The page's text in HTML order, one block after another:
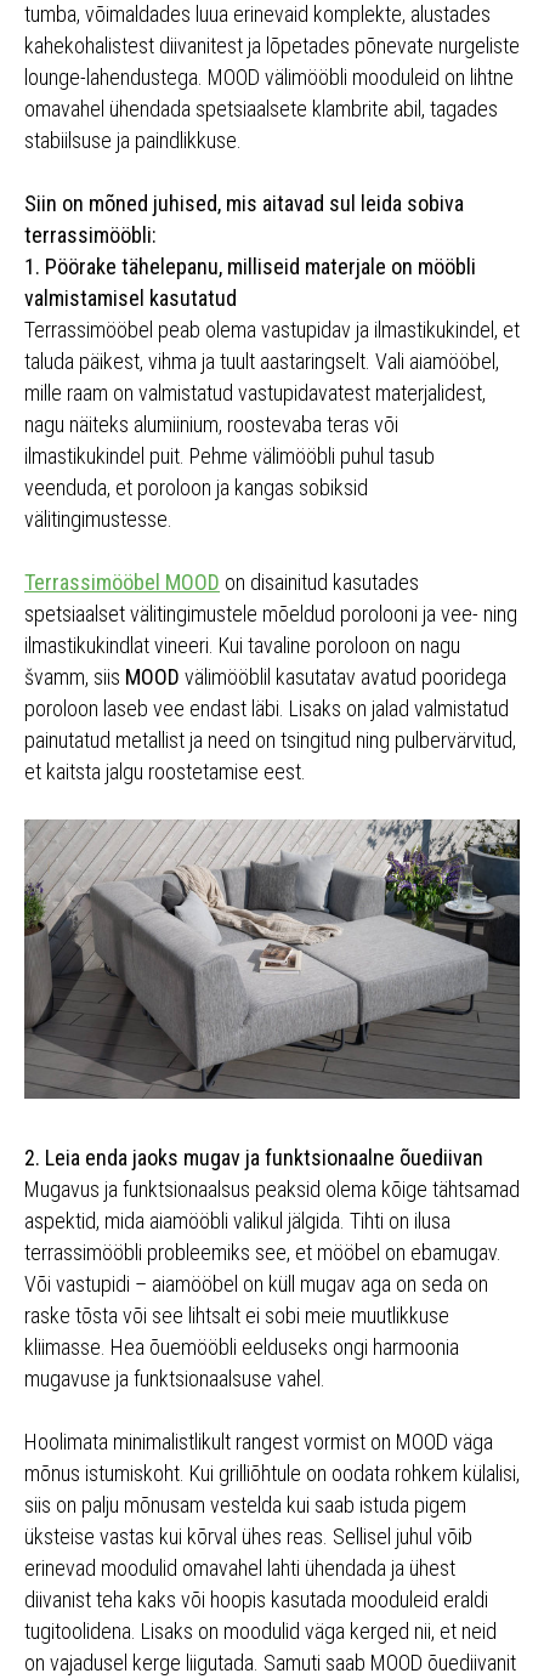
tumba, võimaldades luua erinevaid komplekte, alustades
kahekohalistest diivanitest ja lõpetades põnevate nurgeliste
lounge-lahendustega. MOOD välimööbli mooduleid on lihtne
omavahel ühendada spetsiaalsete klambrite abil, tagades
stabiilsuse ja paindlikkuse.
Siin on mõned juhised, mis aitavad sul leida sobiva
terrassimööbli:
1. Pöörake tähelepanu, milliseid materjale on mööbli
valmistamisel kasutatud
Terrassimööbel peab olema vastupidav ja ilmastikukindel, et
taluda päikest, vihma ja tuult aastaringselt. Vali aiamööbel,
mille raam on valmistatud vastupidavatest materjalidest,
nagu näiteks alumiinium, roostevaba teras või
ilmastikukindel puit. Pehme välimööbli puhul tasub
veenduda, et poroloon ja kangas sobiksid
välitingimustesse.
Terrassimööbel MOOD on disainitud kasutades
spetsiaalset välitingimustele mõeldud porolooni ja vee- ning
ilmastikukindlat vineeri. Kui tavaline poroloon on nagu
švamm, siis MOOD välimööblil kasutatav avatud pooridega
poroloon laseb vee endast läbi. Lisaks on jalad valmistatud
painutatud metallist ja need on tsingitud ning pulbervärvitud,
et kaitsta jalgu roostetamise eest.
2. Leia enda jaoks mugav ja funktsionaalne õuediivan
Mugavus ja funktsionaalsus peaksid olema kõige tähtsamad
aspektid, mida aiamööbli valikul jälgida. Tihti on ilusa
terrassimööbli probleemiks see, et mööbel on ebamugav.
Või vastupidi – aiamööbel on küll mugav aga on seda on
raske tõsta või see lihtsalt ei sobi meie muutlikkuse
kliimasse. Hea õuemööbli eelduseks ongi harmoonia
mugavuse ja funktsionaalsuse vahel.
Hoolimata minimalistlikult rangest vormist on MOOD väga
mõnus istumiskoht. Kui grilliõhtule on oodata rohkem külalisi,
siis on palju mõnusam vestelda kui saab istuda pigem
üksteise vastas kui kõrval ühes reas. Sellisel juhul võib
erinevad moodulid omavahel lahti ühendada ja ühest
diivanist teha kaks või hoopis kasutada mooduleid eraldi
tugitoolidena. Lisaks on moodulid väga kerged nii, et neid
on vajadusel kerge liigutada. Samuti saab MOOD õuediivanit